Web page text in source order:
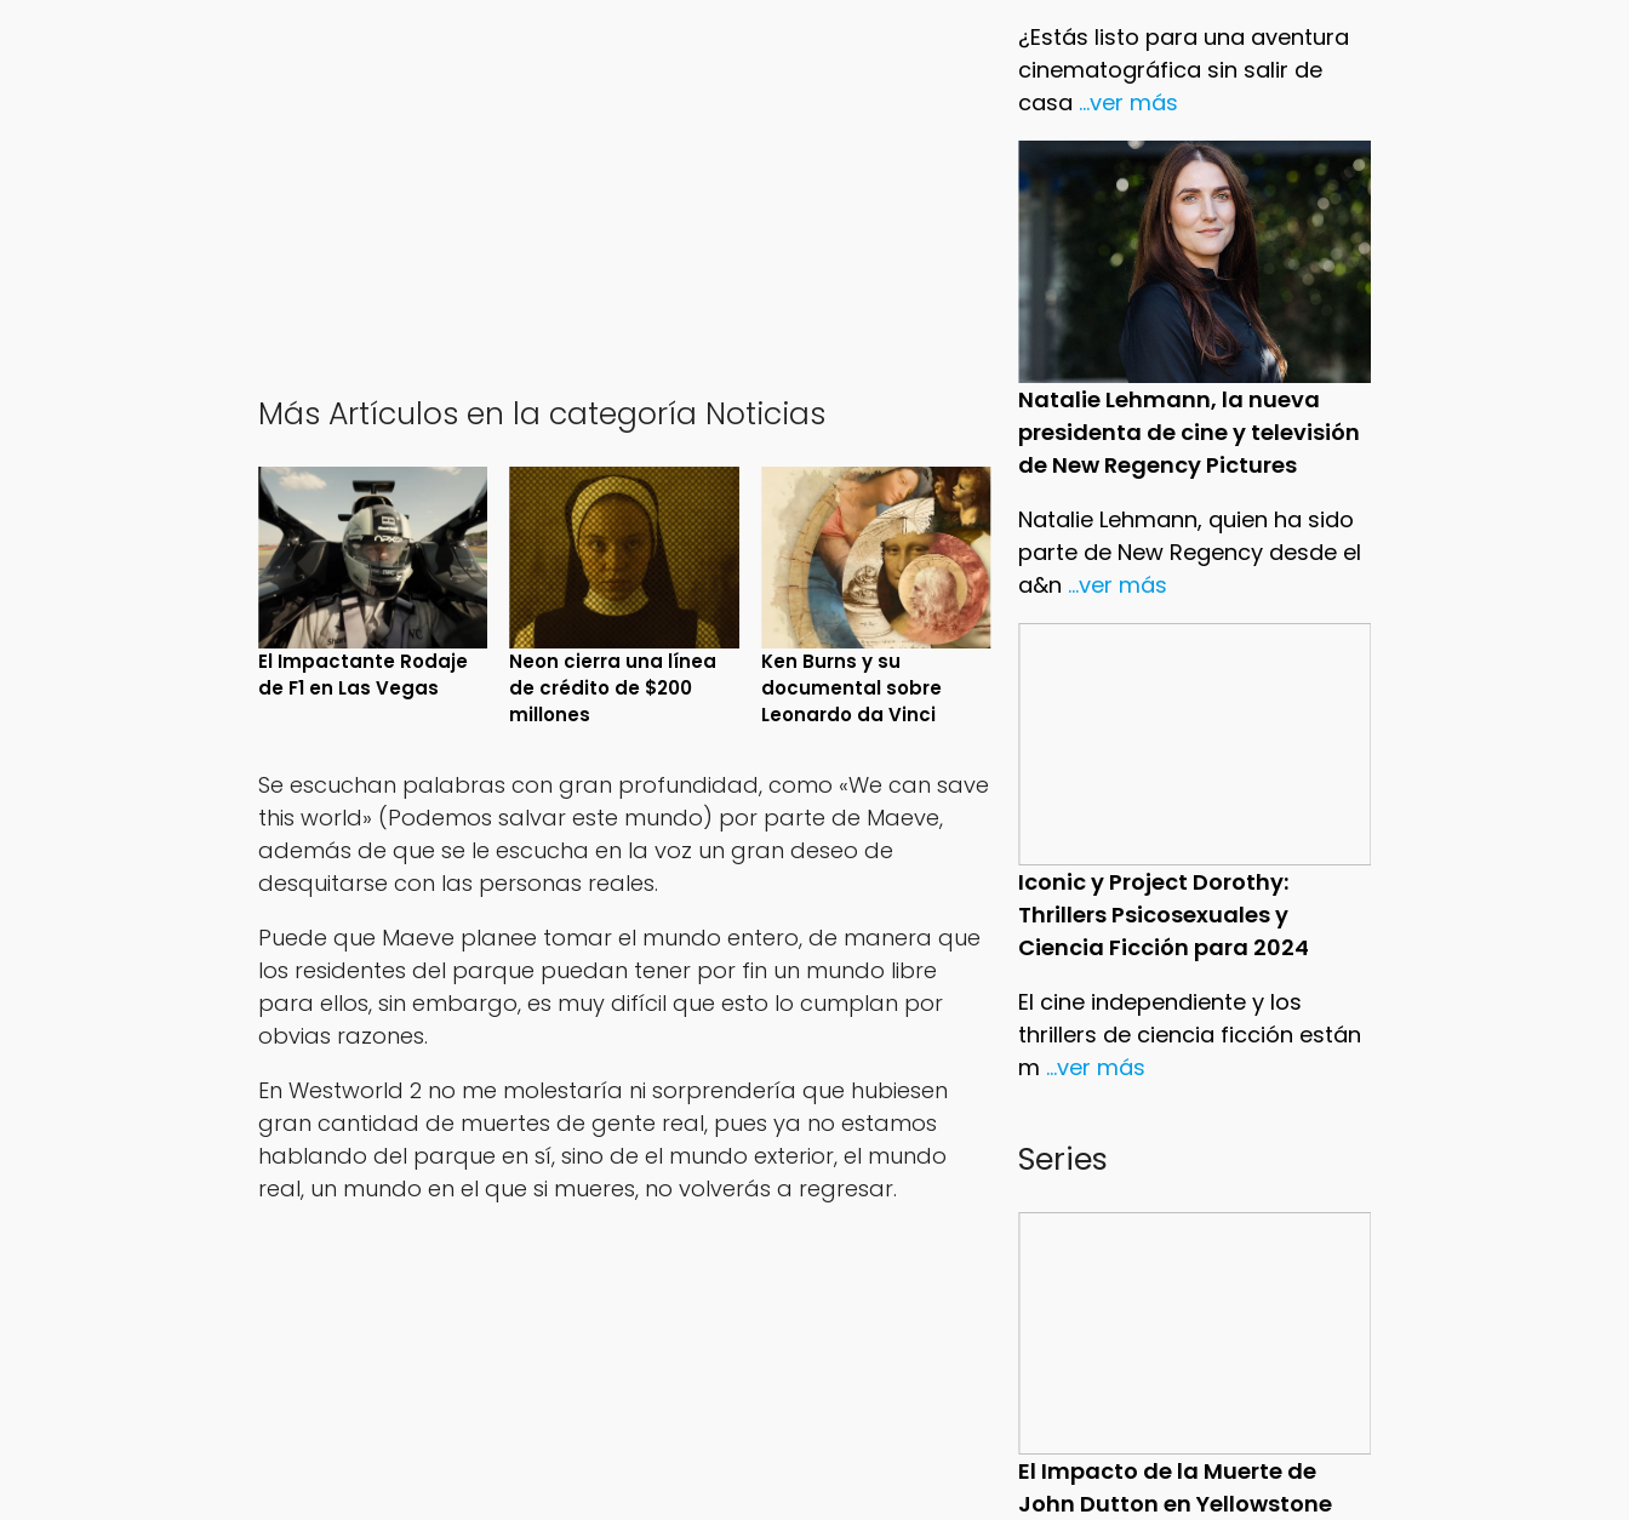
¿Estás listo para una aventura
cinematográfica sin salir de
casa ...ver más
Natalie Lehmann, la nueva
presidenta de cine y televisión
de New Regency Pictures
Natalie Lehmann, quien ha sido
parte de New Regency desde el
a&n ...ver más
Iconic y Project Dorothy:
Thrillers Psicosexuales y
Ciencia Ficción para 2024
El cine independiente y los
thrillers de ciencia ficción están
m ...ver más
Series
El Impacto de la Muerte de
John Dutton en Yellowstone
Más Artículos en la categoría Noticias
El Impactante Rodaje
de F1 en Las Vegas
Neon cierra una línea
de crédito de $200
millones
Ken Burns y su
documental sobre
Leonardo da Vinci
Se escuchan palabras con gran profundidad, como «We can save
this world» (Podemos salvar este mundo) por parte de Maeve,
además de que se le escucha en la voz un gran deseo de
desquitarse con las personas reales.
Puede que Maeve planee tomar el mundo entero, de manera que
los residentes del parque puedan tener por fin un mundo libre
para ellos, sin embargo, es muy difícil que esto lo cumplan por
obvias razones.
En Westworld 2 no me molestaría ni sorprendería que hubiesen
gran cantidad de muertes de gente real, pues ya no estamos
hablando del parque en sí, sino de el mundo exterior, el mundo
real, un mundo en el que si mueres, no volverás a regresar.